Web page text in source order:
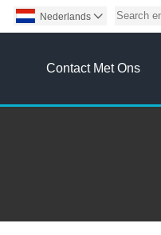
Nederlands 
Contact Met Ons